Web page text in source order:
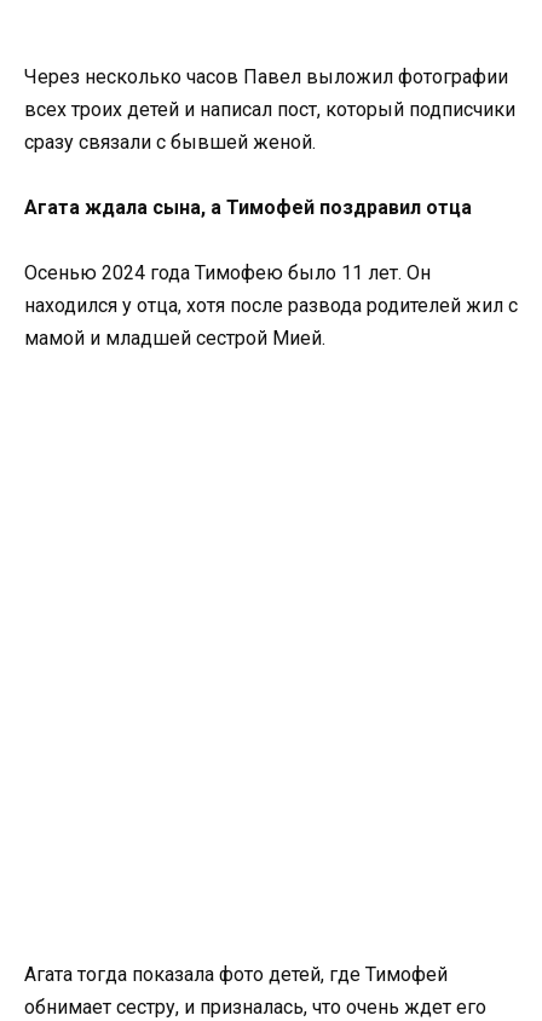
Через несколько часов Павел выложил фотографии
всех троих детей и написал пост, который подписчики
сразу связали с бывшей женой.
Агата ждала сына, а Тимофей поздравил отца
Осенью 2024 года Тимофею было 11 лет. Он
находился у отца, хотя после развода родителей жил с
мамой и младшей сестрой Мией.
Агата тогда показала фото детей, где Тимофей
обнимает сестру, и призналась, что очень ждет его